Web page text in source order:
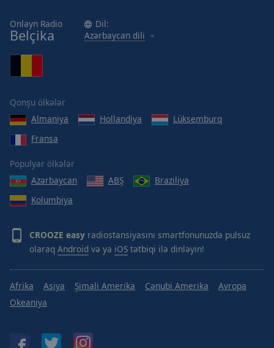
Opacity
Area
Color
Opacity
Font
Size
Text
Edge
Font
Family
Reset
Onlayn Radio
Belçika
Dil:
Azərbaycan dili
Qonşu ölkələr
Almaniya
Hollandiya
Lüksemburq
Fransa
Populyar ölkələr
Azərbaycan
ABŞ
Braziliya
Kolumbiya
CROOZE easy radiostansiyasını smartfonunuzda pulsuz
olaraq Android və ya iOS tətbiqi ilə dinləyin!
Afrika Asiya Şimali Amerika Cənubi Amerika
Avropa
Okeaniya